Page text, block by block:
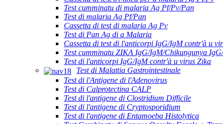
Test cumminatu di malaria Ag Pf/Pv/Pan
Test di malaria Ag Pf/Pan
Cassetta di test di malaria Ag Pv
Test di Pan Ag di a Malaria
Cassetta di test di l'anticorpi IgG/IgM contr'à u
Test cumminatu ZIKA IgG/IgM/Chikungunya
Test di l'anticorpi IgG/IgM contr'à u virus Zika
Test di Malattia Gastrointestinale
Test di l'Antigene di l'Adenovirus
Test di Calprotectina CALP
Test di l'antigene di Clostridium Difficile
Test di l'antigene di Cryptosporidium
Test di l'antigene di Entamoeba Histolytica